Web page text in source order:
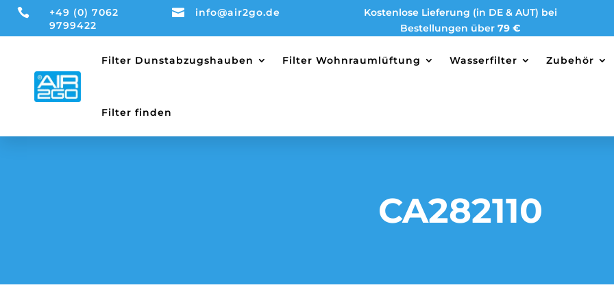

+49 (0) 7062
9799422
 info@air2go.de
Kostenlose Lieferung (in DE & AUT) bei
Bestellungen über 79 €
Filter Dunstabzugshauben Filter Wohnraumlüftung Wasserfilter Zubehör
Filter finden
CA282110